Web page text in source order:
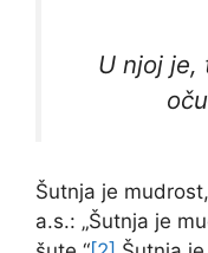
U njoj je,
Šutnja je
a.s.: „Šutnja je